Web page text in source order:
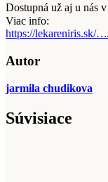
Dostupná už aj u nás
Viac info:
https://lekareniris.sk/
Autor
jarmila chudikova
Súvisiace